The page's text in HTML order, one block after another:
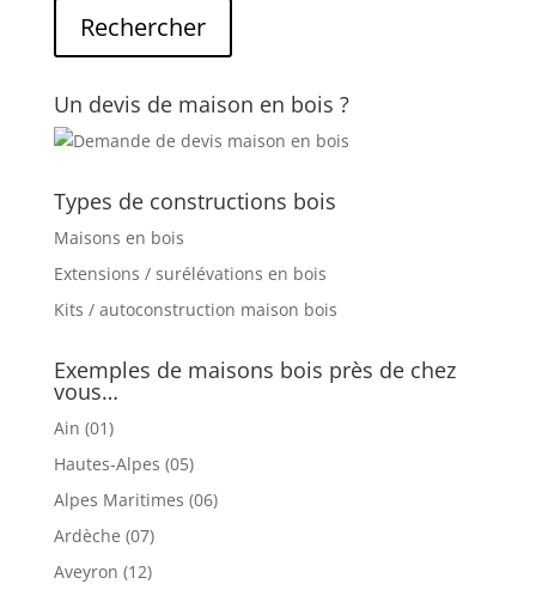
Un devis de maison en bois ?
Types de constructions bois
Maisons en bois
Extensions / surélévations en bois
Kits / autoconstruction maison bois
Exemples de maisons bois près de chez
vous…
Ain (01)
Hautes-Alpes (05)
Alpes Maritimes (06)
Ardèche (07)
Aveyron (12)